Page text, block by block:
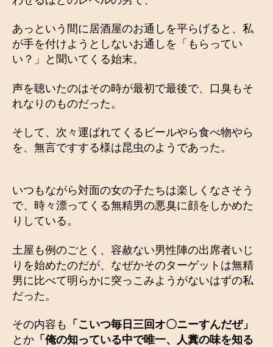
あっという間に居酒屋のお通しを平らげると、私
が手を付けようとしないお通しを「もらってい
い？」と聞いてくる始末。
声を聴いたのはその時が最初で最後で、口臭もそ
れなりのものだった。
そして、次々運ばれてくるビールやら食べ物やら
を、無言ですする様は昆虫のようであった。
いつもながら対面の女の子たちは楽しくなさそう
で、時々漂ってくる無精男の悪臭に顔をしかめた
りしている。
土屋も例のごとく、容赦ない男性陣の出席者いじ
りを始めたのだが、なぜかそのターゲットは無精
男に比べて明らかに突っこみようがないはずの私
だった。
その内容も 「こいつ毎日三回オ〇ニーすんだぜ」
とか 「俺の知っている中で唯一、人糞の味を知る